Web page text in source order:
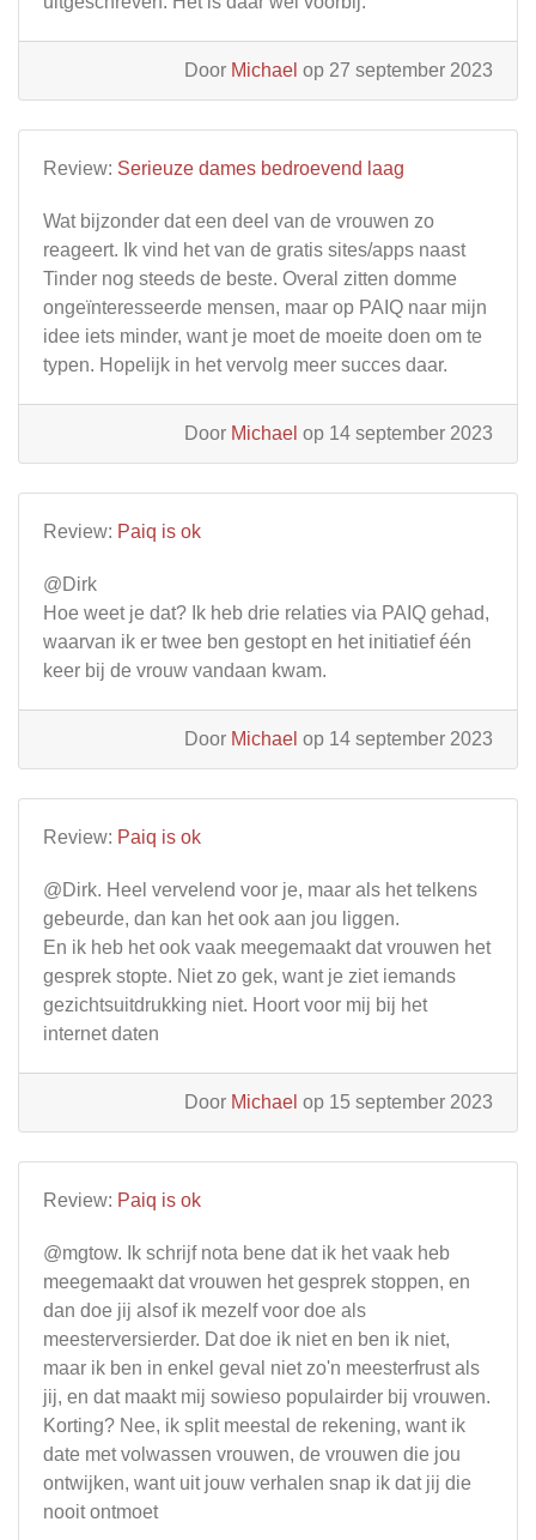
Door Michael op 27 september 2023
Review: Serieuze dames bedroevend laag
Wat bijzonder dat een deel van de vrouwen zo
reageert. Ik vind het van de gratis sites/apps naast
Tinder nog steeds de beste. Overal zitten domme
ongeïnteresseerde mensen, maar op PAIQ naar mijn
idee iets minder, want je moet de moeite doen om te
typen. Hopelijk in het vervolg meer succes daar.
Door Michael op 14 september 2023
Review: Paiq is ok
@Dirk
Hoe weet je dat? Ik heb drie relaties via PAIQ gehad,
waarvan ik er twee ben gestopt en het initiatief één
keer bij de vrouw vandaan kwam.
Door Michael op 14 september 2023
Review: Paiq is ok
@Dirk. Heel vervelend voor je, maar als het telkens
gebeurde, dan kan het ook aan jou liggen.
En ik heb het ook vaak meegemaakt dat vrouwen het
gesprek stopte. Niet zo gek, want je ziet iemands
gezichtsuitdrukking niet. Hoort voor mij bij het
internet daten
Door Michael op 15 september 2023
Review: Paiq is ok
@mgtow. Ik schrijf nota bene dat ik het vaak heb
meegemaakt dat vrouwen het gesprek stoppen, en
dan doe jij alsof ik mezelf voor doe als
meesterversierder. Dat doe ik niet en ben ik niet,
maar ik ben in enkel geval niet zo'n meesterfrust als
jij, en dat maakt mij sowieso populairder bij vrouwen.
Korting? Nee, ik split meestal de rekening, want ik
date met volwassen vrouwen, de vrouwen die jou
ontwijken, want uit jouw verhalen snap ik dat jij die
nooit ontmoet